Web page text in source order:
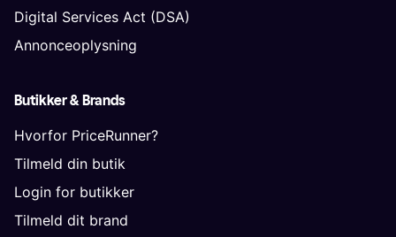
Digital Services Act (DSA)
Annonceoplysning
Butikker & Brands
Hvorfor PriceRunner?
Tilmeld din butik
Login for butikker
Tilmeld dit brand